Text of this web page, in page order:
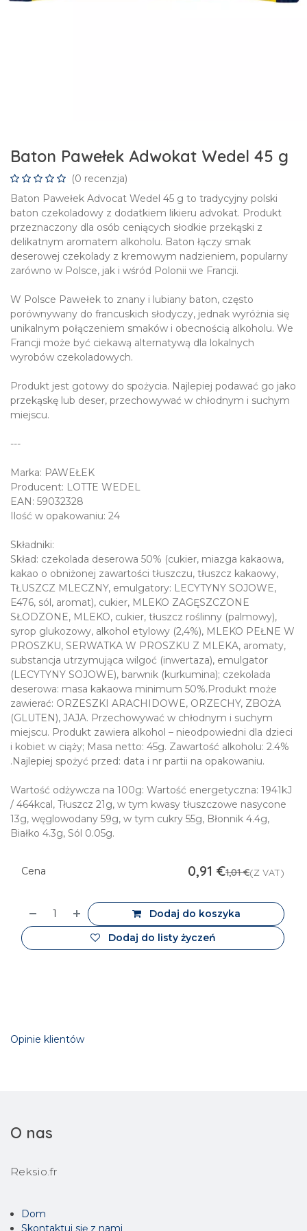
Baton Pawełek Adwokat Wedel 45 g
(0 recenzja)
Baton Pawełek Advocat Wedel 45 g to tradycyjny polski
baton czekoladowy z dodatkiem likieru advokat. Produkt
przeznaczony dla osób ceniących słodkie przekąski z
delikatnym aromatem alkoholu. Baton łączy smak
deserowej czekolady z kremowym nadzieniem, popularny
zarówno w Polsce, jak i wśród Polonii we Francji.
W Polsce Pawełek to znany i lubiany baton, często
porównywany do francuskich słodyczy, jednak wyróżnia się
unikalnym połączeniem smaków i obecnością alkoholu. We
Francji może być ciekawą alternatywą dla lokalnych
wyrobów czekoladowych.
Produkt jest gotowy do spożycia. Najlepiej podawać go jako
przekąskę lub deser, przechowywać w chłodnym i suchym
miejscu.
---
Marka: PAWEŁEK
Producent: LOTTE WEDEL
EAN: 59032328
Ilość w opakowaniu: 24
Składniki:
Skład: czekolada deserowa 50% (cukier, miazga kakaowa,
kakao o obniżonej zawartości tłuszczu, tłuszcz kakaowy,
TŁUSZCZ MLECZNY, emulgatory: LECYTYNY SOJOWE,
E476, sól, aromat), cukier, MLEKO ZAGĘSZCZONE
SŁODZONE, MLEKO, cukier, tłuszcz roślinny (palmowy),
syrop glukozowy, alkohol etylowy (2,4%), MLEKO PEŁNE W
PROSZKU, SERWATKA W PROSZKU Z MLEKA, aromaty,
substancja utrzymująca wilgoć (inwertaza), emulgator
(LECYTYNY SOJOWE), barwnik (kurkumina); czekolada
deserowa: masa kakaowa minimum 50%.Produkt może
zawierać: ORZESZKI ARACHIDOWE, ORZECHY, ZBOŻA
(GLUTEN), JAJA. Przechowywać w chłodnym i suchym
miejscu. Produkt zawiera alkohol – nieodpowiedni dla dzieci
i kobiet w ciąży; Masa netto: 45g. Zawartość alkoholu: 2.4%
.Najlepiej spożyć przed: data i nr partii na opakowaniu.
Wartość odżywcza na 100g: Wartość energetyczna: 1941kJ
/ 464kcal, Tłuszcz 21g, w tym kwasy tłuszczowe nasycone
13g, węglowodany 59g, w tym cukry 55g, Błonnik 4.4g,
Białko 4.3g, Sól 0.05g.
Dodaj do koszyka
Dodaj do listy życzeń
Cena 0,91 €1,01€(Z VAT)
Opinie klientów
O nas
Reksio.fr
Dom
Skontaktuj się z nami